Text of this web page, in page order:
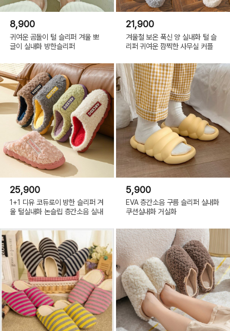
8,900
귀여운 곰돌이 털 슬리퍼 겨울 뽀
글이 실내화 방한슬리퍼
21,900
겨울철 보온 푹신 양 실내화 털 슬
리퍼 귀여운 깜찍한 사무실 커플
25,900
1+1 디유 코듀로이 방한 슬리퍼 겨
울 털실내화 논슬립 층간소음 실내
5,900
EVA 층간소음 구름 슬리퍼 실내화
쿠션실내화 거실화